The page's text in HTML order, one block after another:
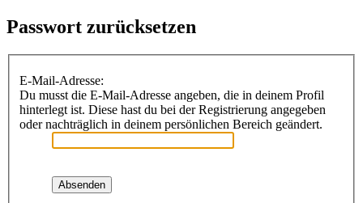
Passwort zurücksetzen
E-Mail-Adresse:
Du musst die E-Mail-Adresse angeben, die in deinem Profil
hinterlegt ist. Diese hast du bei der Registrierung angegeben
oder nachträglich in deinem persönlichen Bereich geändert.